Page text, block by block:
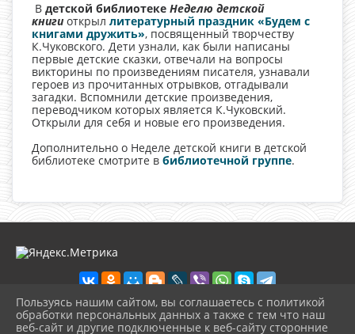
В детской библиотеке Неделю детской
книгиоткрыл литературный праздник «Будем с
книгами дружить», посвященный творчеству
К.Чуковского. Дети узнали, как были написаны
первые детские сказки, отвечали на вопросы
викторины по произведениям писателя, узнавали
героев из прочитанных отрывков, отгадывали
загадки. Вспомнили детские произведения,
переводчиком которых является К.Чуковский.
Открыли для себя и новые его произведения.
Дополнительно о Неделе детской книги в детской
библиотеке смотрите в библиотечной группе.
Пользуясь нашим сайтом, вы соглашаетесь с политикой
обработки персональных данных а также с тем что наш
веб-сайт и другие подключенные к веб-сайту сторонние